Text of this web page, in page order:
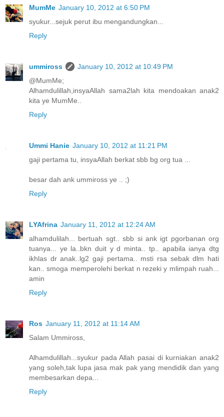
MumMe January 10, 2012 at 6:50 PM
syukur...sejuk perut ibu mengandungkan...
Reply
ummiross
January 10, 2012 at 10:49 PM
@MumMe;
Alhamdulillah,insyaAllah sama2lah kita mendoakan anak2
kita ye MumMe..
Reply
Ummi Hanie January 10, 2012 at 11:21 PM
gaji pertama tu, insyaAllah berkat sbb bg org tua ...
besar dah ank ummiross ye .. ;)
Reply
LYAfrina January 11, 2012 at 12:24 AM
alhamdulilah... bertuah sgt.. sbb si ank igt pgorbanan org
tuanya... ye la..bkn duit y d minta.. tp.. apabila ianya dtg
ikhlas dr anak..lg2 gaji pertama.. msti rsa sebak dlm hati
kan.. smoga memperolehi berkat n rezeki y mlimpah ruah...
amin
Reply
Ros January 11, 2012 at 11:14 AM
Salam Ummiross,
Alhamdulillah...syukur pada Allah pasai di kurniakan anak2
yang soleh,tak lupa jasa mak pak yang mendidik dan yang
membesarkan depa...
Reply